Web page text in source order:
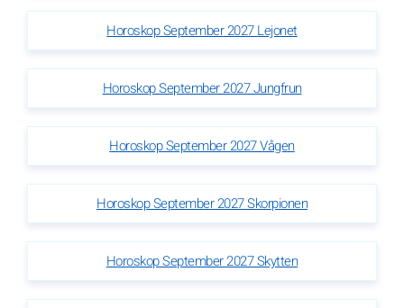
Horoskop September 2027 Lejonet
Horoskop September 2027 Jungfrun
Horoskop September 2027 Vågen
Horoskop September 2027 Skorpionen
Horoskop September 2027 Skytten